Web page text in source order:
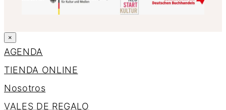
×
AGENDA
TIENDA ONLINE
Nosotros
VALES DE REGALO